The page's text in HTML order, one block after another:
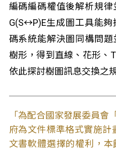
編碼編碼權值後解析規
G(S↔P)E生成圖工具能
碼系統能解決圖同構問
樹形，得到直線、花形、
依此探討樹圖訊息交換之
「為配合國家發展委員會
府為文件標準格式實施計
文書軟體選擇的權利，